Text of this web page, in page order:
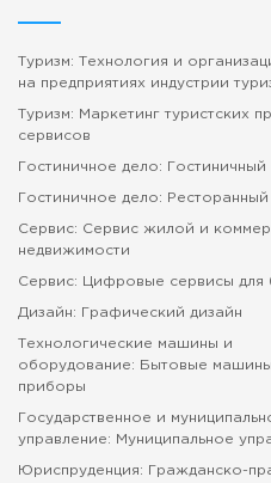
Туризм: Технология и
на предприятиях индустрии
Туризм: Маркетинг туристских
сервисов
Гостиничное дело: Гостиничный
Гостиничное дело: Ресторанный
Сервис: Сервис жилой и
недвижимости
Сервис: Цифровые сервисы для
Дизайн: Графический дизайн
Технологические машины и
оборудование: Бытовые
приборы
Государственное и
управление: Муниципальное
Юриспруденция: Гражданско-